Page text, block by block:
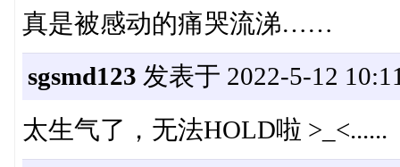
真是被感动的痛哭流涕……
sgsmd123 发表于 2022-5-12
太生气了，无法HOLD啦 >_<......